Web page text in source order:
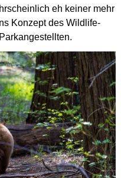
eh keiner mehr
Konzept des Wildlife-